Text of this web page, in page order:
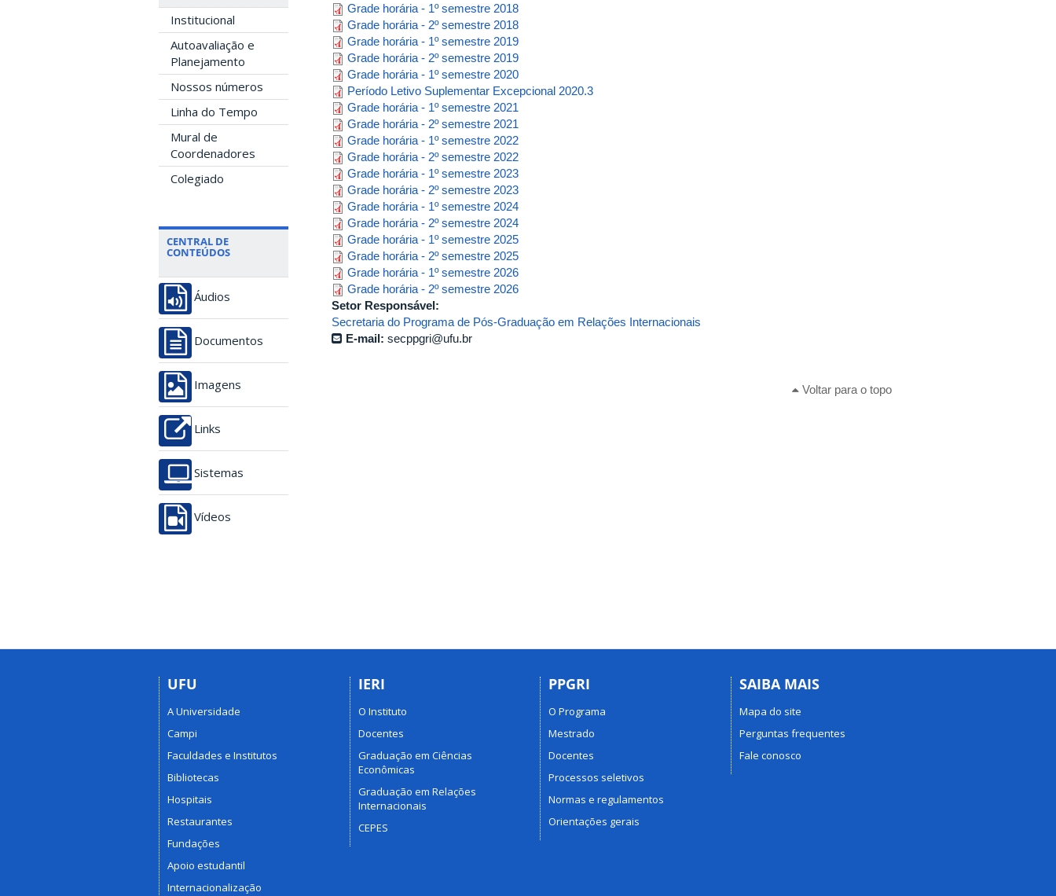
Institucional
Autoavaliação e
Planejamento
Nossos números
Linha do Tempo
Mural de
Coordenadores
Colegiado
CENTRAL DE
CONTEÚDOS
Áudios
Documentos
Imagens
Links
Sistemas
Vídeos
Grade horária - 1º semestre 2018
Grade horária - 2º semestre 2018
Grade horária - 1º semestre 2019
Grade horária - 2º semestre 2019
Grade horária - 1º semestre 2020
Período Letivo Suplementar Excepcional 2020.3
Grade horária - 1º semestre 2021
Grade horária - 2º semestre 2021
Grade horária - 1º semestre 2022
Grade horária - 2º semestre 2022
Grade horária - 1º semestre 2023
Grade horária - 2º semestre 2023
Grade horária - 1º semestre 2024
Grade horária - 2º semestre 2024
Grade horária - 1º semestre 2025
Grade horária - 2º semestre 2025
Grade horária - 1º semestre 2026
Grade horária - 2º semestre 2026
Setor Responsável:
Secretaria do Programa de Pós-Graduação em Relações Internacionais
E-mail: secppgri@ufu.br
Voltar para o topo
UFU
A Universidade
Campi
Faculdades e Institutos
Bibliotecas
Hospitais
Restaurantes
Fundações
Apoio estudantil
Internacionalização
IERI
O Instituto
Docentes
Graduação em Ciências
Econômicas
Graduação em Relações
Internacionais
CEPES
PPGRI
O Programa
Mestrado
Docentes
Processos seletivos
Normas e regulamentos
Orientações gerais
SAIBA MAIS
Mapa do site
Perguntas frequentes
Fale conosco